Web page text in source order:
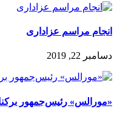
انجام مراسم عزاداری
دسامبر 22, 2019
«مورالس» رئیس‌جمهور